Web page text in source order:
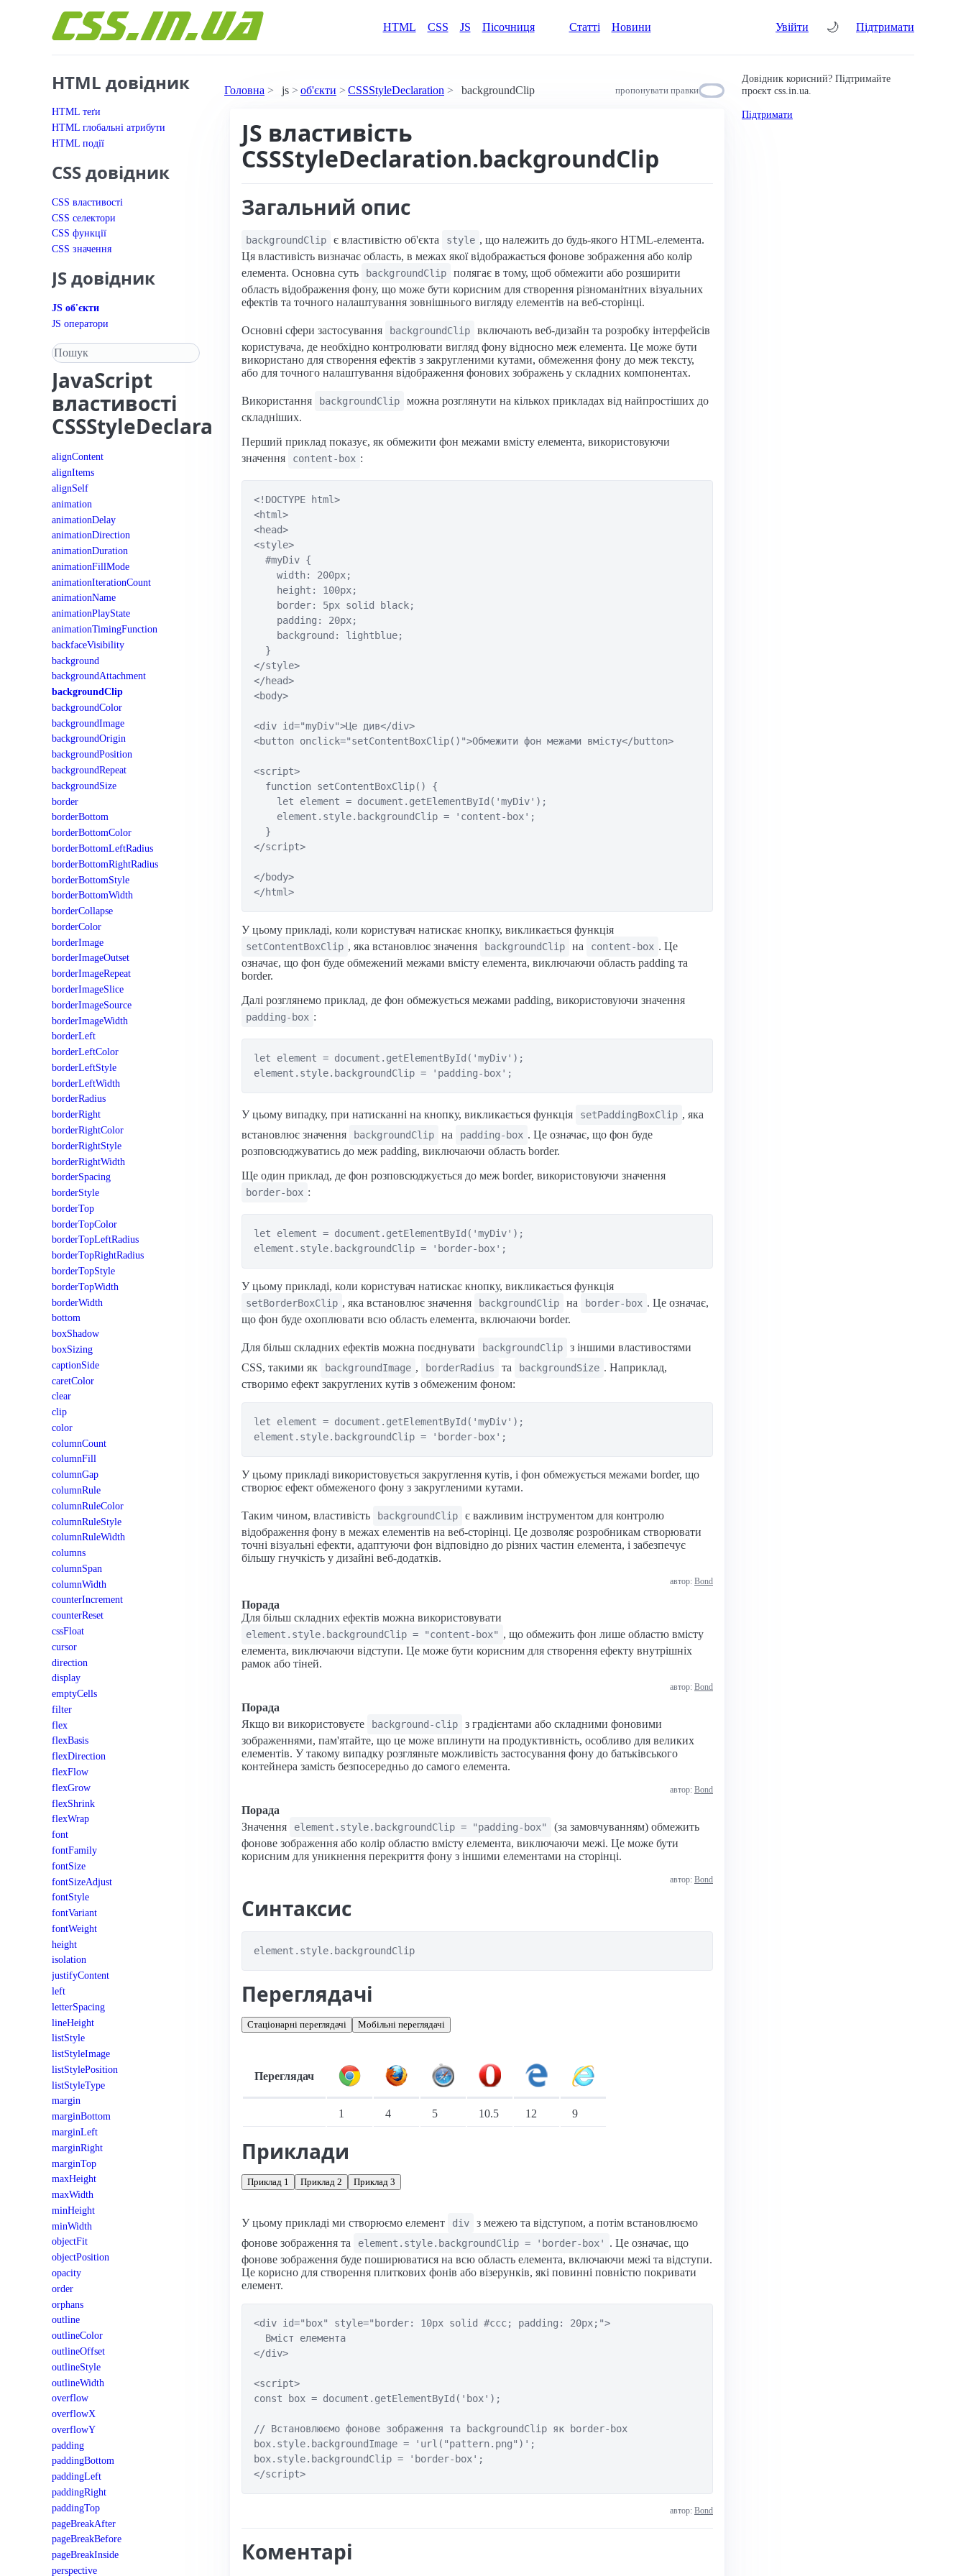
HTML
CSS JS Пісочниця Статті Новини Увійти 🌙 Підтримати
HTML довідник
HTML теґи
HTML глобальні атрибути
HTML події
CSS довідник
CSS властивості
CSS селектори
CSS функції
CSS значення
JS довідник
JS об'єкти
JS оператори
Пошук у довіднику
JavaScript
властивості
CSSStyleDeclaration
alignContent
alignItems
alignSelf
animation
animationDelay
animationDirection
animationDuration
animationFillMode
animationIterationCount
animationName
animationPlayState
animationTimingFunction
backfaceVisibility
background
backgroundAttachment
backgroundClip
backgroundColor
backgroundImage
backgroundOrigin
backgroundPosition
backgroundRepeat
backgroundSize
border
borderBottom
borderBottomColor
borderBottomLeftRadius
borderBottomRightRadius
borderBottomStyle
borderBottomWidth
borderCollapse
borderColor
borderImage
borderImageOutset
borderImageRepeat
borderImageSlice
borderImageSource
borderImageWidth
borderLeft
borderLeftColor
borderLeftStyle
borderLeftWidth
borderRadius
borderRight
borderRightColor
borderRightStyle
borderRightWidth
borderSpacing
borderStyle
borderTop
borderTopColor
borderTopLeftRadius
borderTopRightRadius
borderTopStyle
borderTopWidth
borderWidth
bottom
boxShadow
boxSizing
captionSide
caretColor
clear
clip
color
columnCount
columnFill
columnGap
columnRule
columnRuleColor
columnRuleStyle
columnRuleWidth
columns
columnSpan
columnWidth
counterIncrement
counterReset
cssFloat
cursor
direction
display
emptyCells
filter
flex
flexBasis
flexDirection
flexFlow
flexGrow
flexShrink
flexWrap
font
fontFamily
fontSize
fontSizeAdjust
fontStyle
fontVariant
fontWeight
height
isolation
justifyContent
left
letterSpacing
lineHeight
listStyle
listStyleImage
listStylePosition
listStyleType
margin
marginBottom
marginLeft
marginRight
marginTop
maxHeight
maxWidth
minHeight
minWidth
objectFit
objectPosition
opacity
order
orphans
outline
outlineColor
outlineOffset
outlineStyle
outlineWidth
overflow
overflowX
overflowY
padding
paddingBottom
paddingLeft
paddingRight
paddingTop
pageBreakAfter
pageBreakBefore
pageBreakInside
perspective
Головна js об'єкти CSSStyleDeclaration backgroundClip пропонувати правки
JS властивість
CSSStyleDeclaration.backgroundClip
Загальний опис
backgroundClip є властивістю об'єкта style , що належить до будь-якого HTML-елемента.
Ця властивість визначає область, в межах якої відображається фонове зображення або колір
елемента. Основна суть
backgroundClip
полягає в тому, щоб обмежити або розширити
область відображення фону, що може бути корисним для створення різноманітних візуальних
ефектів та точного налаштування зовнішнього вигляду елементів на веб-сторінці.
Основні сфери застосування backgroundClip
включають веб-дизайн та розробку інтерфейсів
користувача, де необхідно контролювати вигляд фону відносно меж елемента. Це може бути
використано для створення ефектів з закругленими кутами, обмеження фону до меж тексту,
або для точного налаштування відображення фонових зображень у складних компонентах.
Використання backgroundClip
можна розглянути на кількох прикладах від найпростіших до
складніших.
Перший приклад показує, як обмежити фон межами вмісту елемента, використовуючи
значення
content-box :
<!DOCTYPE html>
<html>
<head>
<style>
  #myDiv {
    width: 200px;
    height: 100px;
    border: 5px solid black;
    padding: 20px;
    background: lightblue;
  }
</style>
</head>
<body>
<div id="myDiv">Це див</div>
<button onclick="setContentBoxClip()">Обмежити фон межами вмісту</button>
<script>
  function setContentBoxClip() {
    let element = document.getElementById('myDiv');
    element.style.backgroundClip = 'content-box';
  }
</script>
</body>
У цьому прикладі, коли користувач натискає кнопку, викликається функція
setContentBoxClip , яка встановлює значення backgroundClip на content-box . Це
означає, що фон буде обмежений межами вмісту елемента, виключаючи область padding та
border.
Далі розглянемо приклад, де фон обмежується межами padding, використовуючи значення
padding-box :
let element = document.getElementById('myDiv');
У цьому випадку, при натисканні на кнопку, викликається функція setPaddingBoxClip , яка
встановлює значення
backgroundClip на padding-box . Це означає, що фон буде
розповсюджуватись до меж padding, виключаючи область border.
Ще один приклад, де фон розповсюджується до меж border, використовуючи значення
border-box :
let element = document.getElementById('myDiv');
У цьому прикладі, коли користувач натискає кнопку, викликається функція
setBorderBoxClip , яка встановлює значення backgroundClip на border-box . Це означає,
що фон буде охоплювати всю область елемента, включаючи border.
Для більш складних ефектів можна поєднувати backgroundClip
з іншими властивостями
CSS, такими як
backgroundImage , borderRadius та backgroundSize . Наприклад,
створимо ефект закруглених кутів з обмеженим фоном:
let element = document.getElementById('myDiv');
У цьому прикладі використовується закруглення кутів, і фон обмежується межами border, що
створює ефект обмеженого фону з закругленими кутами.
Таким чином, властивість backgroundClip
є важливим інструментом для контролю
відображення фону в межах елементів на веб-сторінці. Це дозволяє розробникам створювати
точні візуальні ефекти, адаптуючи фон відповідно до різних частин елемента, і забезпечує
більшу гнучкість у дизайні веб-додатків.
автор: Bond
Порада
Для більш складних ефектів можна використовувати
element.style.backgroundClip = "content-box" , що обмежить фон лише областю вмісту
елемента, виключаючи відступи. Це може бути корисним для створення ефекту внутрішніх
рамок або тіней.
автор: Bond
Порада
Якщо ви використовуєте
background-clip
з градієнтами або складними фоновими
зображеннями, пам'ятайте, що це може вплинути на продуктивність, особливо для великих
елементів. У такому випадку розгляньте можливість застосування фону до батьківського
контейнера замість безпосередньо до самого елемента.
автор: Bond
Порада
Значення
element.style.backgroundClip = "padding-box"
(за замовчуванням) обмежить
фонове зображення або колір областю вмісту елемента, виключаючи межі. Це може бути
корисним для уникнення перекриття фону з іншими елементами на сторінці.
автор: Bond
Синтаксис
element.style.backgroundClip
Переглядачі
Стаціонарні переглядачі Мобільні переглядачі
Переглядач
1 4 5 10.5 12 9
Приклади
Приклад 1 Приклад 2 Приклад 3
У цьому прикладі ми створюємо елемент div
з межею та відступом, а потім встановлюємо
фонове зображення та
element.style.backgroundClip = 'border-box'
. Це означає, що
фонове зображення буде поширюватися на всю область елемента, включаючи межі та відступи.
Це корисно для створення плиткових фонів або візерунків, які повинні повністю покривати
елемент.
<div id="box" style="border: 10px solid #ccc; padding: 20px;">
  Вміст елемента
</div>
<script>
const box = document.getElementById('box');
// Встановлюємо фонове зображення та backgroundClip як border-box
box.style.backgroundImage = 'url("pattern.png")';
box.style.backgroundClip = 'border-box';
</script>
автор: Bond
Коментарі
Довідник корисний? Підтримайте
проєкт css.in.ua.
Підтримати